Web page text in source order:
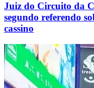
Juiz do Circuito da
segundo referendo
cassino